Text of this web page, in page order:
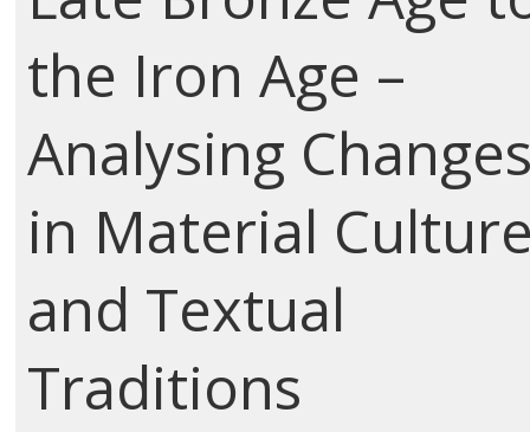
the Iron Age –
Analysing
in Material
and Textual
Traditions